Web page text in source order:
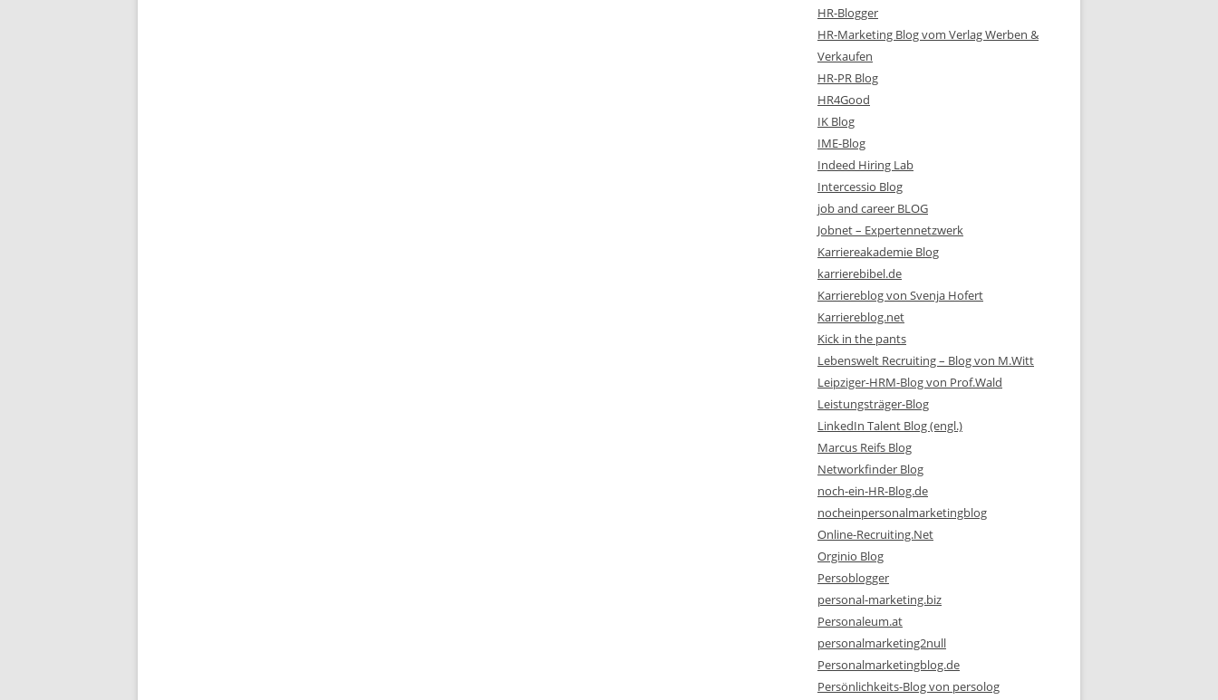
HR-Blogger
HR-Marketing Blog vom Verlag Werben &
Verkaufen
HR-PR Blog
HR4Good
IK Blog
IME-Blog
Indeed Hiring Lab
Intercessio Blog
job and career BLOG
Jobnet – Expertennetzwerk
Karriereakademie Blog
karrierebibel.de
Karriereblog von Svenja Hofert
Karriereblog.net
Kick in the pants
Lebenswelt Recruiting – Blog von M.Witt
Leipziger-HRM-Blog von Prof.Wald
Leistungsträger-Blog
LinkedIn Talent Blog (engl.)
Marcus Reifs Blog
Networkfinder Blog
noch-ein-HR-Blog.de
nocheinpersonalmarketingblog
Online-Recruiting.Net
Orginio Blog
Persoblogger
personal-marketing.biz
Personaleum.at
personalmarketing2null
Personalmarketingblog.de
Persönlichkeits-Blog von persolog